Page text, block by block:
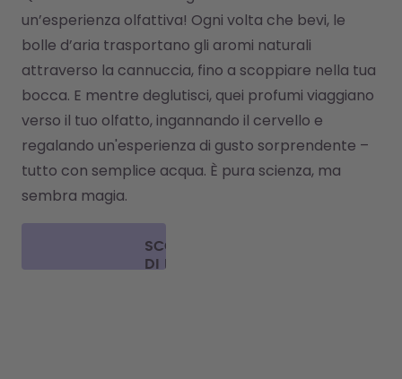
un’esperienza olfattiva! Ogni volta che bevi, le
bolle d’aria trasportano gli aromi naturali
attraverso la cannuccia, fino a scoppiare nella tua
bocca. E mentre deglutisci, quei profumi viaggiano
verso il tuo olfatto, ingannando il cervello e
regalando un'esperienza di gusto sorprendente –
tutto con semplice acqua. È pura scienza, ma
sembra magia.
SCOPRI
DI PIÙ